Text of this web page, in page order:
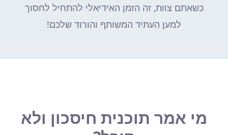
כשאתם צוות, זה הזמן האידיאלי להתחיל לחסוך
למען העתיד המשותף והורוד שלכם!
מי אמר תוכנית חיסכון ולא